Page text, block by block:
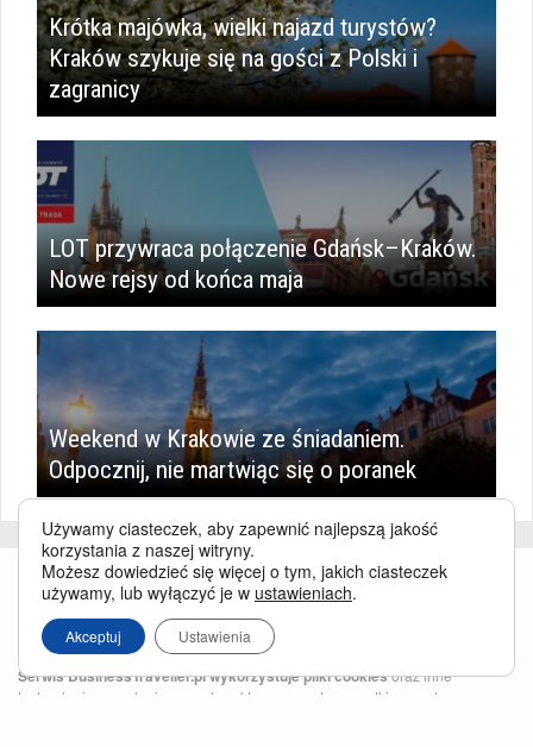
Krótka majówka, wielki najazd turystów?
Kraków szykuje się na gości z Polski i
zagranicy
LOT przywraca połączenie Gdańsk–Kraków.
Nowe rejsy od końca maja
Weekend w Krakowie ze śniadaniem.
Odpocznij, nie martwiąc się o poranek
Serwis BusinessTraveller.pl wykorzystuje pliki cookiesoraz inne
technologie o analogicznym charakterze, przede wszystkim w celu
Używamy ciasteczek, aby zapewnić najlepszą jakość
korzystania z naszej witryny.
Możesz dowiedzieć się więcej o tym, jakich ciasteczek
używamy, lub wyłączyć je w ustawieniach.
Akceptuj Ustawienia